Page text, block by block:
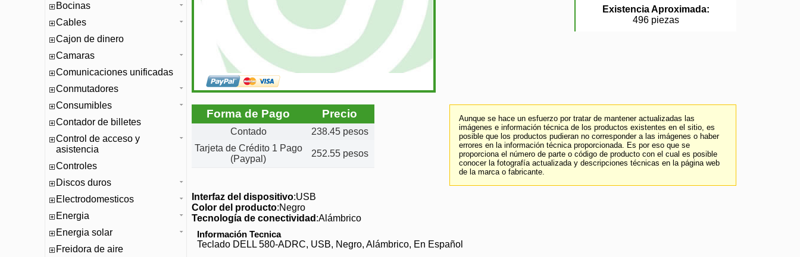
Bocinas
Cables
Cajon de dinero
Camaras
Comunicaciones unificadas
Conmutadores
Consumibles
Contador de billetes
Control de acceso y
asistencia
Controles
Discos duros
Electrodomesticos
Energia
Energia solar
Freidora de aire
Existencia Aproximada:
496 piezas
Aunque se hace un esfuerzo por tratar de mantener actualizadas las
imágenes e información técnica de los productos existentes en el sitio, es
posible que los productos pudieran no corresponder a las imágenes o haber
errores en la información técnica proporcionada. Es por eso que se
proporciona el número de parte o código de producto con el cual es posible
conocer la fotografía actualizada y descripciones técnicas en la página web
de la marca o fabricante.
Forma de Pago Precio
Contado
238.45 pesos
Tarjeta de Crédito 1 Pago
(Paypal)
252.55 pesos
Interfaz del dispositivo:USB
Color del producto:Negro
Tecnología de conectividad :Alámbrico
Información Tecnica
Teclado DELL 580-ADRC, USB, Negro, Alámbrico, En Español